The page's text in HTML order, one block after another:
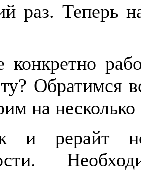
раз. Теперь
Обратимся
на
и рерайт